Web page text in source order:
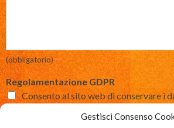
Gestisci Consenso
(obbligatorio)
Regolamentazione GDPR
Consento al sito web di conservare i
così da poter rispondere alla mia richiesta.
(Se non mi permette di conservare e inoltrare al